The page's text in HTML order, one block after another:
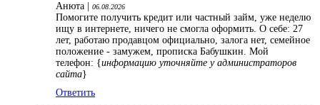
Анюта | 06.08.2026
Помогите получить кредит или частный займ, уже неделю
ищу в интернете, ничего не смогла оформить. О себе: 27
лет, работаю продавцом официально, залога нет, семейное
положение - замужем, прописка Бабушкин. Мой
телефон: {информацию уточняйте у администраторов
сайта}
Ответить